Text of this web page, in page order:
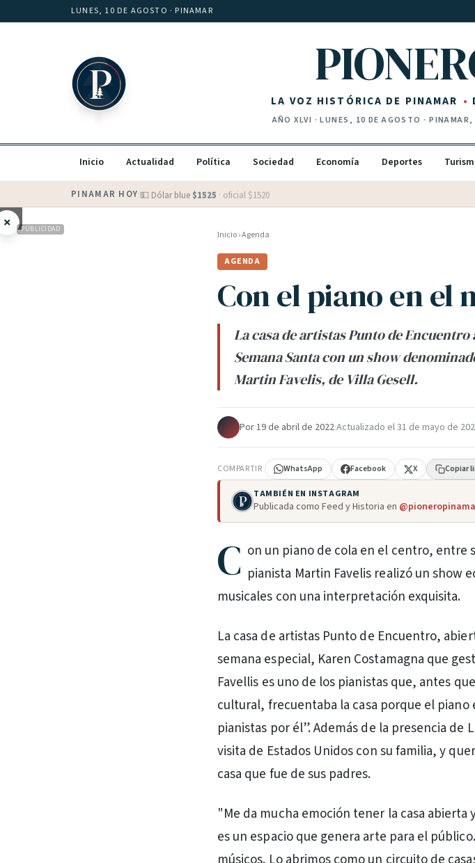
Saltar al contenidoLUNES, 10 DE AGOSTO · PINAMAR
LA VOZ HISTÓRICA DE PINAMAR
AÑOXLVI ·LUNES, 10 DE AGOSTO ·
Inicio Actualidad Política Sociedad Economía Deportes
PINAMAR HOY·💵 Dólar blue $1525 · oficial $1520
× PUBLICIDAD Inicio›Agenda
AGENDA
Con el piano en el
La casa de artistas Punto de
Semana Santa con un show
Martin Favelis, de Villa Gesell.
Por·19 de abril de 2022·Actualizado el31 de mayo de
COMPARTIR WhatsApp Facebook X Copiar
TAMBIÉN EN INSTAGRAM
Publicada como Feed y Historia en
C on un piano de cola en el centro, entre
pianista Martin Favelis realizó un show
musicales con una interpretación exquisita.
La casa de artistas Punto de Encuentro,
semana especial, Karen Costamagna que
Favellis es uno de los pianistas que, antes
cultural, frecuentaba la casa porque el piano
pianistas por él”. Además de la presencia
visita de Estados Unidos con su familia, y
casa que fue de sus padres.
"Me da mucha emoción tener la casa
es un espacio que genera arte para el